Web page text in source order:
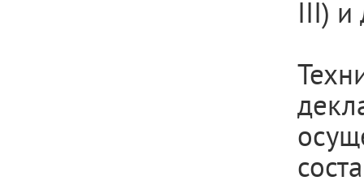
III) и